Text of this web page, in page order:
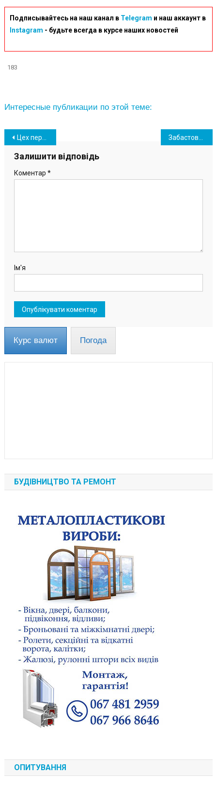
Подписывайтесь на наш канал в Telegram и наш аккаунт в
Instagram - будьте всегда в курсе наших новостей
183
Интересные публикации по этой теме:
Навігація
записів
Цех перегрузки аммиака ОПЗ перешел в стадию завершения капремонта Забастовки не будет: Мининфраструктуры официально представило нового главу порта «Южный»
Залишити відповідь
Коментар *
Ім'я
Курс валют Погода
БУДІВНИЦТВО ТА РЕМОНТ
ОПИТУВАННЯ